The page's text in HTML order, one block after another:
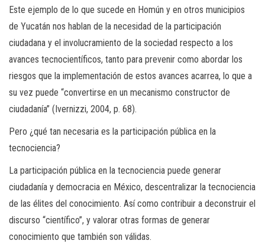
Este ejemplo de lo que sucede en Homún y en otros municipios
de Yucatán nos hablan de la necesidad de la participación
ciudadana y el involucramiento de la sociedad respecto a los
avances tecnocientíficos, tanto para prevenir como abordar los
riesgos que la implementación de estos avances acarrea, lo que a
su vez puede “convertirse en un mecanismo constructor de
ciudadanía” (Ivernizzi, 2004, p. 68).
Pero ¿qué tan necesaria es la participación pública en la
tecnociencia?
La participación pública en la tecnociencia puede generar
ciudadanía y democracia en México, descentralizar la tecnociencia
de las élites del conocimiento. Así como contribuir a deconstruir el
discurso “científico”, y valorar otras formas de generar
conocimiento que también son válidas.